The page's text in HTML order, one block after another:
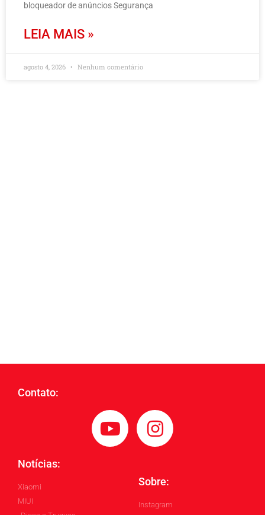
bloqueador de anúncios Segurança
LEIA MAIS »
agosto 4, 2026 Nenhum comentário
Contato:
Notícias:
Xiaomi
MIUI
Sobre:
Instagram